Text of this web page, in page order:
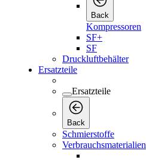
Back
Kompressoren
SF+
SF
Druckluftbehälter
Ersatzteile
Ersatzteile
Back
Schmierstoffe
Verbrauchsmaterialien